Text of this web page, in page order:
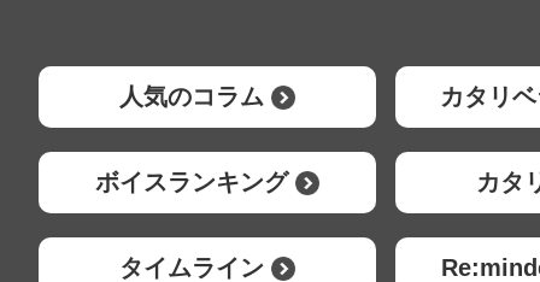
人気のコラム カタリ
ボイスランキング カタ
タイムライン